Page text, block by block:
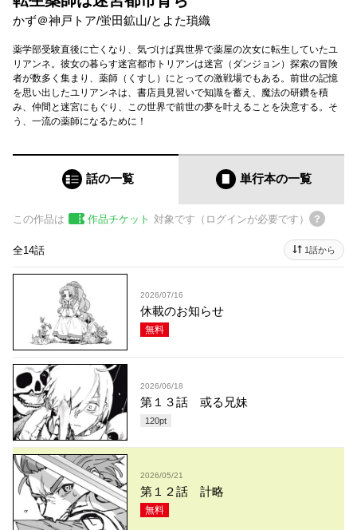
かず＠神戸トア/蛍田鉱山/とよた瑣織
薬学部受験直後に亡くなり、気づけば異世界で薬屋の次女に転生していたユ
リアンネ。彼女の暮らす迷宮都市トリアンは迷宮（ダンジョン）探索の冒険
者が数多く集まり、薬師（くすし）にとっての激戦場でもある。前世の記憶
を思い出したユリアンネは、書店員見習いで知識を蓄え、魔法の研鑽を積
み、仲間と迷宮にもぐり、この世界で前世の夢を叶えることを決意する。そ
う、一流の薬師になるために！
話の一覧 単行本の一覧
この作品は 作品チケット 対象です（ログインが必要です）
全14話 1話から
2026/07/16
休載のお知らせ
無料
2026/06/18
第１３話 或る兄妹
120pt
2026/05/21
第１２話 計略
無料